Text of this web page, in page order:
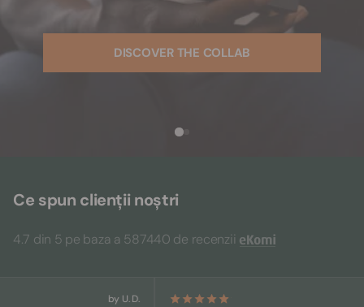
DISCOVER THE COLLAB
Ce spun clienții noștri
4.7 din 5 pe baza a 587440 de recenzii
by U. D.